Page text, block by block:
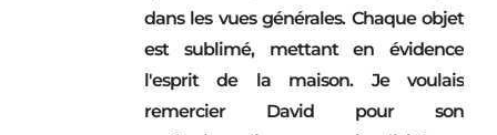
dans les vues générales. Chaque objet
est sublimé, mettant en évidence
l'esprit de la maison. Je voulais
remercier David pour son